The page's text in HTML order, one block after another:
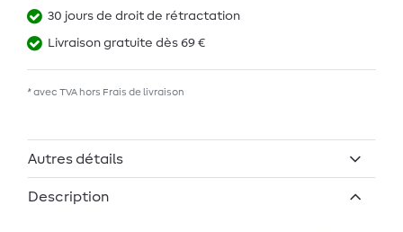
30 jours de droit de rétractation
Livraison gratuite dès 69 €
* avec TVA hors Frais de livraison
Autres détails
Description